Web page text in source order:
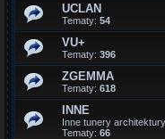
UCLAN
Tematy: 54
VU+
Tematy: 396
ZGEMMA
Tematy: 618
INNE
Inne tunery
Tematy: 66